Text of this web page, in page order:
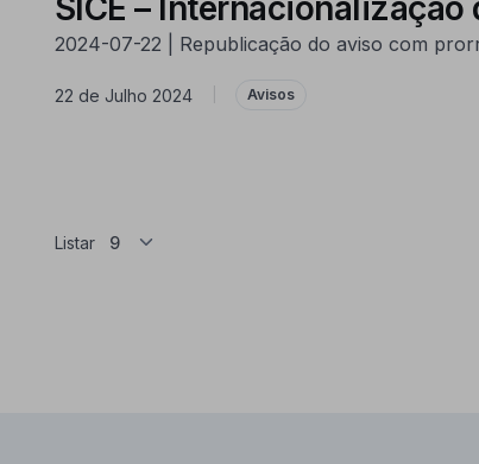
SICE –
2024-07-22 | Republicação do aviso com
22 de Julho 2024 Avisos
Listar